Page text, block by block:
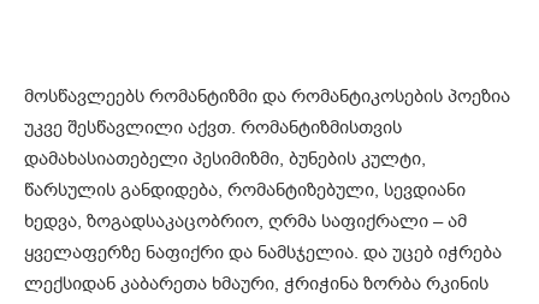
მოსწავლეებს რომანტიზმი და რომანტიკოსების პოეზია
უკვე შესწავლილი აქვთ. რომანტიზმისთვის
დამახასიათებელი პესიმიზმი, ბუნების კულტი,
წარსულის განდიდება, რომანტიზებული, სევდიანი
ხედვა, ზოგადსაკაცობრიო, ღრმა საფიქრალი – ამ
ყველაფერზე ნაფიქრი და ნამსჯელია. და უცებ იჭრება
ლექსიდან კაბარეთა ხმაური, ჭრიჭინა ზორბა რკინის